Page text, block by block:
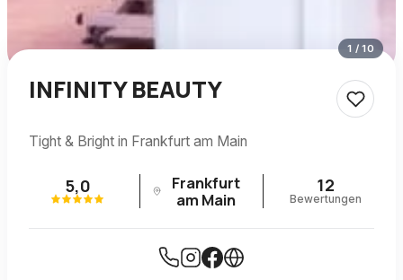
1 /10
INFINITY BEAUTY
Tight & Bright in Frankfurt am Main
5,0
Frankfurt
am Main
12
Bewertungen